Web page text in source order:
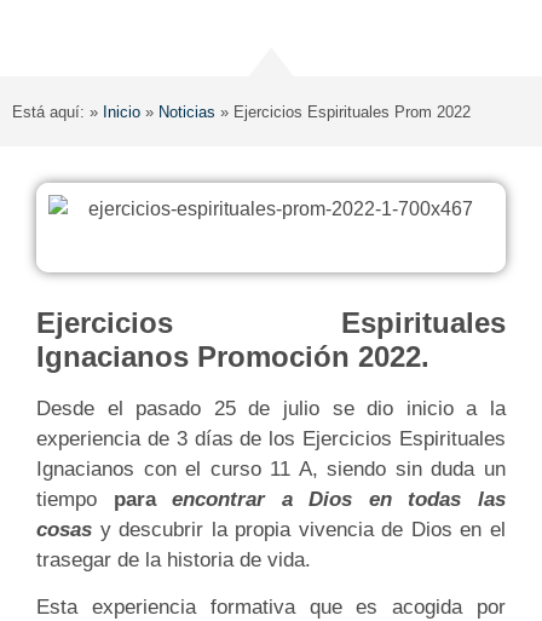
Está aquí: » Inicio » Noticias » Ejercicios Espirituales Prom 2022
Ejercicios Espirituales
Ignacianos Promoción 2022.
Desde el pasado 25 de julio se dio inicio a la
experiencia de 3 días de los Ejercicios Espirituales
Ignacianos con el curso 11 A, siendo sin duda un
tiempo paraencontrar a Dios en todas las
cosas y descubrir la propia vivencia de Dios en el
trasegar de la historia de vida.
Esta experiencia formativa que es acogida por